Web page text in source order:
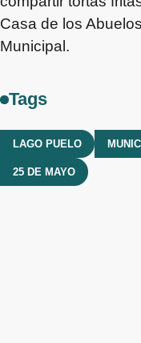
Casa de los
Municipal.
Tags
LAGO PUELO
25 DE MAYO